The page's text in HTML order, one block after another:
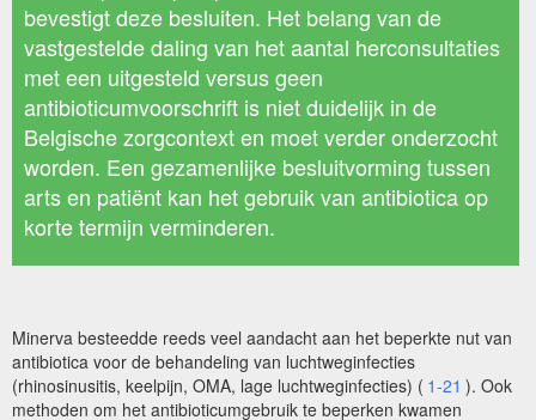
bevestigt deze besluiten. Het belang van de
vastgestelde daling van het aantal herconsultaties
met een uitgesteld versus geen
antibioticumvoorschrift is niet duidelijk in de
Belgische zorgcontext en moet verder onderzocht
worden. Een gezamenlijke besluitvorming tussen
arts en patiënt kan het gebruik van antibiotica op
korte termijn verminderen.
Minerva besteedde reeds veel aandacht aan het beperkte nut van
antibiotica voor de behandeling van luchtweginfecties
(rhinosinusitis, keelpijn, OMA, lage luchtweginfecties) ( 1-21 ). Ook
methoden om het antibioticumgebruik te beperken kwamen